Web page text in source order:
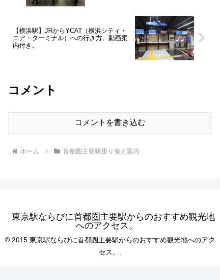
【横浜駅】JRからYCAT（横浜シティ・
エア・ターミナル）への行き方。動画案
内付き。
コメント
コメントを書き込む
ホーム 首都圏主要駅乗り換え案内
東京駅ならびに首都圏主要駅からのおすすめ観光地
へのアクセス。
© 2015 東京駅ならびに首都圏主要駅からのおすすめ観光地へのアク
セス。.